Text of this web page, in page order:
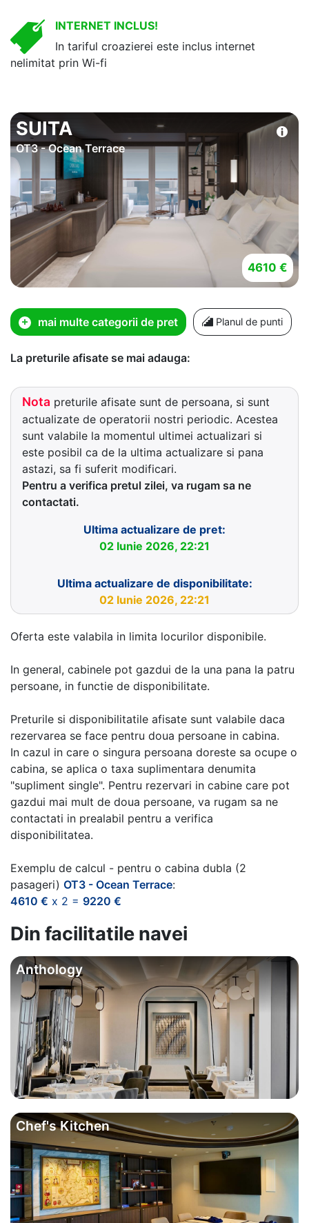
INTERNET INCLUS!
In tariful croazierei este inclus internet
nelimitat prin Wi-fi
SUITA
OT3 - Ocean Terrace
4610 €
mai multe categorii de pret Planul de punti
La preturile afisate se mai adauga:
Nota preturile afisate sunt de persoana, si sunt
actualizate de operatorii nostri periodic. Acestea
sunt valabile la momentul ultimei actualizari si
este posibil ca de la ultima actualizare si pana
astazi, sa fi suferit modificari.
Pentru a verifica pretul zilei, va rugam sa ne
contactati.
Ultima actualizare de pret:
02 Iunie 2026, 22:21
Ultima actualizare de disponibilitate:
02 Iunie 2026, 22:21
Oferta este valabila in limita locurilor disponibile.
In general, cabinele pot gazdui de la una pana la patru
persoane, in functie de disponibilitate.
Preturile si disponibilitatile afisate sunt valabile daca
rezervarea se face pentru doua persoane in cabina.
In cazul in care o singura persoana doreste sa ocupe o
cabina, se aplica o taxa suplimentara denumita
"supliment single". Pentru rezervari in cabine care pot
gazdui mai mult de doua persoane, va rugam sa ne
contactati in prealabil pentru a verifica
disponibilitatea.
Exemplu de calcul - pentru o cabina dubla (2
pasageri) OT3 - Ocean Terrace:
4610 € x 2 = 9220 €
Din facilitatile navei
Anthology
Chef's Kitchen